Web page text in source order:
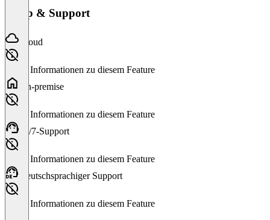
Setup & Support
Cloud
Keine Informationen zu diesem Feature
On-premise
Keine Informationen zu diesem Feature
24/7-Support
Keine Informationen zu diesem Feature
Deutschsprachiger Support
Keine Informationen zu diesem Feature